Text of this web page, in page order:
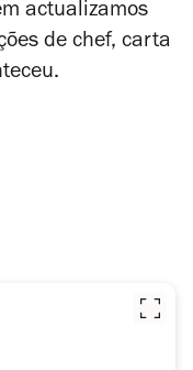
actualizamos
de chef, carta